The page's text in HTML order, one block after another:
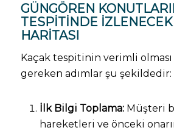
GÜNGÖREN
TESPITINDE İZLENECEK
HARITASI
Kaçak tespitinin verimli
gereken adımlar şu şekildedir:
İlk Bilgi Toplama:Müşteri
hareketleri ve önceki